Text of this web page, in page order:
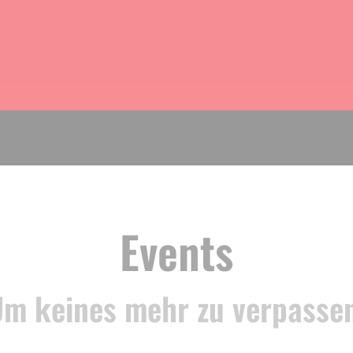
Events
keines mehr zu